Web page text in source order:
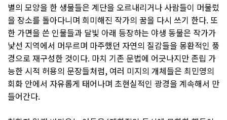
별의 모양을 한 생물들은 계단을 오르내리거나 사람들이 머물렀
을 장소를 돌아다니며 희미해진 작가의 꿈을 다시 쓰기 한다. 또
한 가면을 쓴 인물들과 달빛 아래 등장하는 야생 동물은 작가가
낯선 지역에서 머무르며 마주했던 자연의 질감들을 몽환적인 풍
경으로 재구성한 것이다. 마치 기존 문법에 어긋나지만 존립 가
능한 시적 허용의 문장들처럼, 여러 미지의 개체들은 최민영의
회화 안에서 자유롭게 태어나며 초현실적인 광경을 계속해서 만
들어간다.